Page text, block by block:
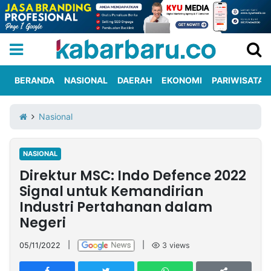
Iklan
Berita
Kami
Nasional
International
Olahraga
Entertainment
Daerah
Pariwisata
Kuliner
Kolom
Network
PT
TREETAN
BERANDA NASIONAL DAERAH EKONOMI PARIWISATA
Nasional
NASIONAL
Direktur MSC: Indo Defence 2022
Signal untuk Kemandirian
Industri Pertahanan dalam
Negeri
05/11/2022 3 views